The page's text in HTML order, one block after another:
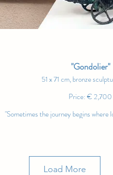
"Gondolier"
51 x 71 cm, bronze
Price: € 2,700
"Sometimes the journey begins where
Load More